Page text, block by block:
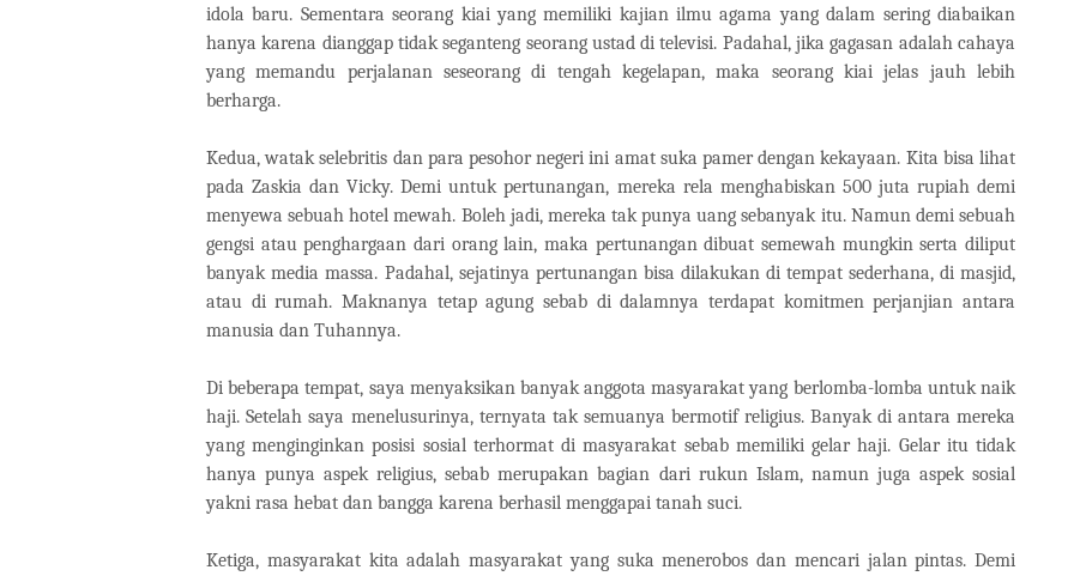
idola baru. Sementara seorang kiai yang memiliki kajian ilmu agama yang dalam sering diabaikan
hanya karena dianggap tidak seganteng seorang ustad di televisi. Padahal, jika gagasan adalah cahaya
yang memandu perjalanan seseorang di tengah kegelapan, maka seorang kiai jelas jauh lebih
berharga.
Kedua, watak selebritis dan para pesohor negeri ini amat suka pamer dengan kekayaan. Kita bisa lihat
pada Zaskia dan Vicky. Demi untuk pertunangan, mereka rela menghabiskan 500 juta rupiah demi
menyewa sebuah hotel mewah. Boleh jadi, mereka tak punya uang sebanyak itu. Namun demi sebuah
gengsi atau penghargaan dari orang lain, maka pertunangan dibuat semewah mungkin serta diliput
banyak media massa. Padahal, sejatinya pertunangan bisa dilakukan di tempat sederhana, di masjid,
atau di rumah. Maknanya tetap agung sebab di dalamnya terdapat komitmen perjanjian antara
manusia dan Tuhannya.
Di beberapa tempat, saya menyaksikan banyak anggota masyarakat yang berlomba-lomba untuk naik
haji. Setelah saya menelusurinya, ternyata tak semuanya bermotif religius. Banyak di antara mereka
yang menginginkan posisi sosial terhormat di masyarakat sebab memiliki gelar haji. Gelar itu tidak
hanya punya aspek religius, sebab merupakan bagian dari rukun Islam, namun juga aspek sosial
yakni rasa hebat dan bangga karena berhasil menggapai tanah suci.
Ketiga, masyarakat kita adalah masyarakat yang suka menerobos dan mencari jalan pintas. Demi